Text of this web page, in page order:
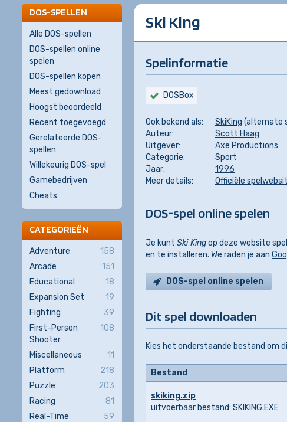
Ski King
Spelinformatie
DOSBox
Ook bekend als: SkiKing (alternate
Auteur:
Scott Haag
Uitgever:
Axe Productions
Categorie:
Sport
Jaar:
1996
Meer details:
Officiële
DOS-spel online spelen
Je kunt Ski Kingop deze website
en te installeren. We raden je aan
DOS-spel online spelen
Dit spel downloaden
Kies het onderstaande bestand om
Bestand
skiking.zip
uitvoerbaar bestand: SKIKING.EXE
DOS-SPELLEN
Alle DOS-spellen
DOS-spellen online
spelen
DOS-spellen kopen
Meest gedownload
Hoogst beoordeeld
Recent toegevoegd
Gerelateerde DOS-
spellen
Willekeurig DOS-spel
Gamebedrijven
Cheats
CATEGORIEËN
Adventure
158
Arcade
151
Educational
18
Expansion Set
19
Fighting
39
First-Person
Shooter
108
Miscellaneous
11
Platform
218
Puzzle
203
Racing
81
Real-Time
59